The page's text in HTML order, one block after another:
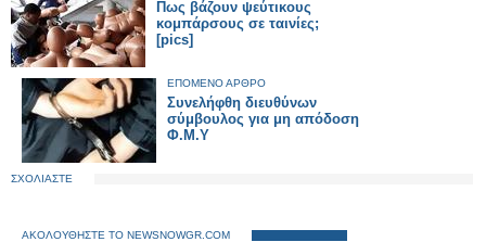
Πως βάζουν ψεύτικους
κομπάρσους σε ταινίες;
[pics]
ΕΠΟΜΕΝΟ ΑΡΘΡΟ
Συνελήφθη διευθύνων
σύμβουλος για μη απόδοση
Φ.Μ.Υ
ΣΧΟΛΙΑΣΤΕ
ΑΚΟΛΟΥΘΗΣΤΕ ΤΟ NEWSNOWGR.COM